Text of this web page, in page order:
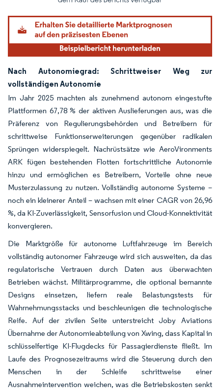
Nach Autonomiegrad: Schrittweiser Weg zur
vollständigen Autonomie
Im Jahr 2025 machten als zunehmend autonom eingestufte
Plattformen 67,78 % der aktiven Auslieferungen aus, was die
Präferenz von Regulierungsbehörden und Betreibern für
schrittweise Funktionserweiterungen gegenüber radikalen
Sprüngen widerspiegelt. Nachrüstsätze wie AeroVironments
ARK fügen bestehenden Flotten fortschrittliche Autonomie
hinzu und ermöglichen es Betreibern, Vorteile ohne neue
Musterzulassung zu nutzen. Vollständig autonome Systeme –
noch ein kleinerer Anteil – wachsen mit einer CAGR von 26,96
%, da KI-Zuverlässigkeit, Sensorfusion und Cloud-Konnektivität
konvergieren.
Die Marktgröße für autonome Luftfahrzeuge im Bereich
vollständig autonomer Fahrzeuge wird sich ausweiten, da das
regulatorische Vertrauen durch Daten aus überwachten
Betrieben wächst. Militärprogramme, die optional bemannte
Designs einsetzen, liefern reale Belastungstests für
Wahrnehmungsstacks und beschleunigen die technologische
Reife. Auf der zivilen Seite unterstreicht Joby Aviations
Übernahme der Autonomieabteilung von Xwing, dass Kapital in
schlüsselfertige KI-Flugdecks für Passagierdienste fließt. Im
Laufe des Prognosezeitraums wird die Steuerung durch den
Menschen in der Schleife schrittweise einer
Ausnahmeintervention weichen, was die Betriebskosten senkt